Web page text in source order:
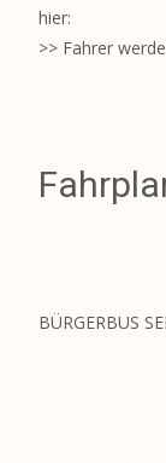
hier:
>> Fahrer
BÜRGERBUS